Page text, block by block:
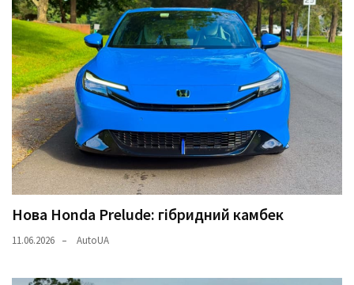
Нова Honda Prelude: гібридний камбек
11.06.2026 AutoUA